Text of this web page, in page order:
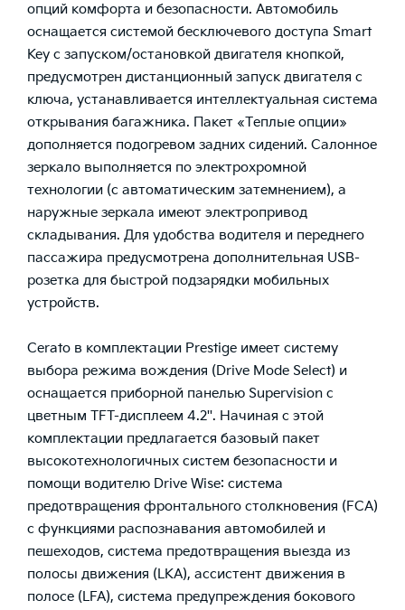
опций комфорта и безопасности. Автомобиль
оснащается системой бесключевого доступа Smart
Key с запуском/остановкой двигателя кнопкой,
предусмотрен дистанционный запуск двигателя с
ключа, устанавливается интеллектуальная система
открывания багажника. Пакет «Теплые опции»
дополняется подогревом задних сидений. Салонное
зеркало выполняется по электрохромной
технологии (с автоматическим затемнением), а
наружные зеркала имеют электропривод
складывания. Для удобства водителя и переднего
пассажира предусмотрена дополнительная USB-
рoзетка для быстрой подзарядки мобильных
устройств.
Cerato в комплектации Prestige имеет систему
выбора режима вождения (Drive Mode Select) и
оснащается приборной панелью Supervision c
цветным TFT-дисплеем 4.2''. Начиная с этой
комплектации предлагается базовый пакет
высокотехнологичных систем безопасности и
помощи водителю Drive Wise: система
предотвращения фронтального столкновения (FCA)
с функциями распознавания автомобилей и
пешеходов, система предотвращения выезда из
полосы движения (LKA), ассистент движения в
полосе (LFA), система предупреждения бокового